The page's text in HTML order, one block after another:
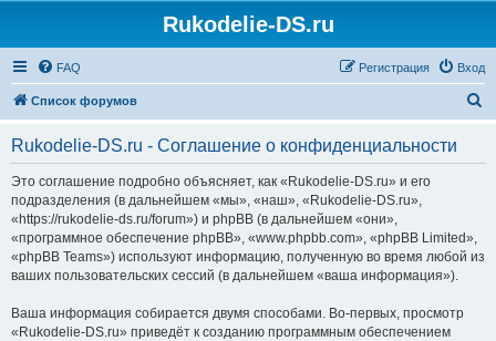
Rukodelie-DS.ru
FAQ Вход
Регистрация
Список форумов
Rukodelie-DS.ru - Соглашение о конфиденциальности
Это соглашение подробно объясняет, как «Rukodelie-DS.ru» и его
подразделения (в дальнейшем «мы», «наш», «Rukodelie-DS.ru»,
«https://rukodelie-ds.ru/forum») и phpBB (в дальнейшем «они»,
«программное обеспечение phpBB», «www.phpbb.com», «phpBB Limited»,
«phpBB Teams») используют информацию, полученную во время любой из
ваших пользовательских сессий (в дальнейшем «ваша информация»).
Ваша информация собирается двумя способами. Во-первых, просмотр
«Rukodelie-DS.ru» приведёт к созданию программным обеспечением